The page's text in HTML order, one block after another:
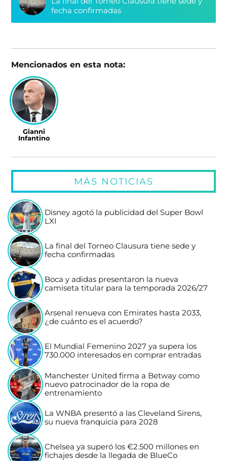
fecha confirmadas
Mencionados en esta nota:
Gianni
Infantino
MÁS NOTICIAS
Disney agotó la publicidad del Super Bowl
LXI
La final del Torneo Clausura tiene sede y
fecha confirmadas
Boca y adidas presentaron la nueva
camiseta titular para la temporada 2026/27
Arsenal renueva con Emirates hasta 2033,
¿de cuánto es el acuerdo?
El Mundial Femenino 2027 ya supera los
730.000 interesados en comprar entradas
Manchester United firma a Betway como
nuevo patrocinador de la ropa de
entrenamiento
La WNBA presentó a las Cleveland Sirens,
su nueva franquicia para 2028
Chelsea ya superó los €2.500 millones en
fichajes desde la llegada de BlueCo